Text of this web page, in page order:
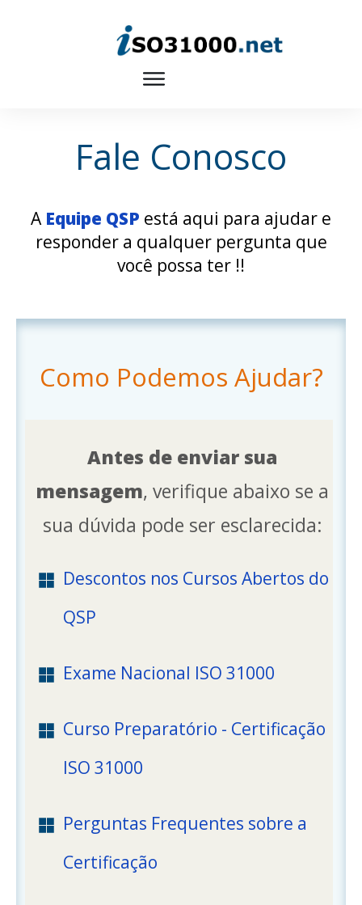
Fale Conosco
A Equipe QSP está aqui para ajudar e
responder a qualquer pergunta que
você possa ter !!
Como Podemos Ajudar?
Antes de enviar sua
mensagem, verifique abaixo se a
sua dúvida pode ser esclarecida:
Descontos nos Cursos Abertos do
QSP
Exame Nacional ISO 31000
Curso Preparatório - Certificação
ISO 31000
Perguntas Frequentes sobre a
Certificação